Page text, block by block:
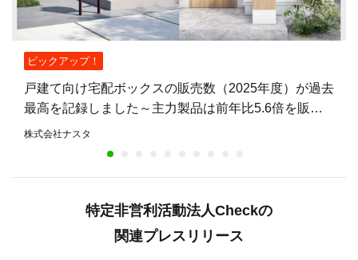
ピックアップ！
戸建て向け宅配ボックスの販売数（2025年度）が過去
最高を記録しました～主力製品は前年比5.6倍を販
売。不在時も荷物を受け取れる住宅が増加～
株式会社ナスタ
特定非営利活動法人Checkの
関連プレスリリース